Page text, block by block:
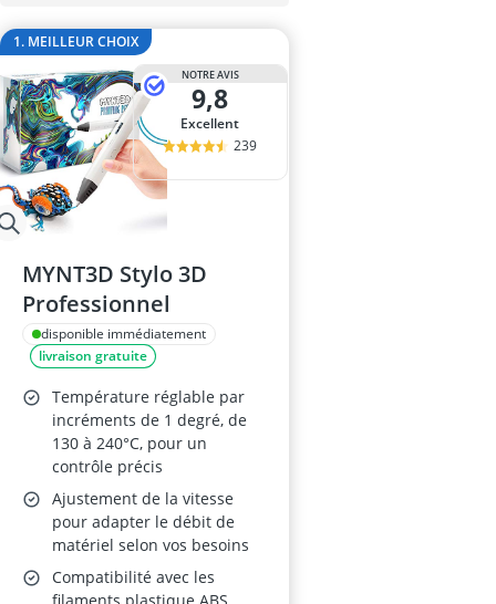
1. MEILLEUR CHOIX
NOTRE AVIS
9,8
Excellent
239
MYNT3D Stylo 3D
Professionnel
disponible immédiatement
livraison gratuite
Température réglable par
incréments de 1 degré, de
130 à 240°C, pour un
contrôle précis
Ajustement de la vitesse
pour adapter le débit de
matériel selon vos besoins
Compatibilité avec les